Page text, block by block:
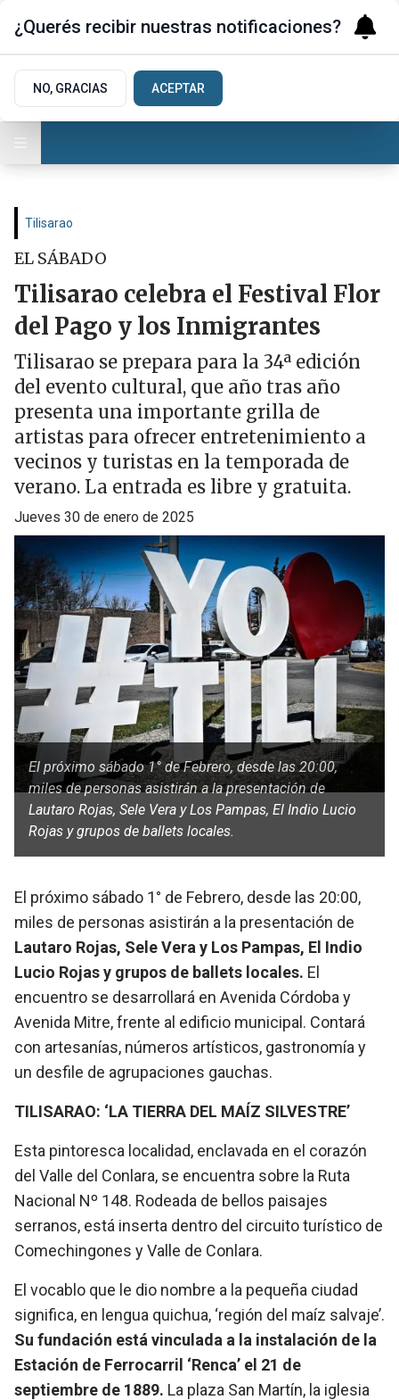
Tilisarao
EL SÁBADO
Tilisarao celebra el Festival Flor
del Pago y los Inmigrantes
Tilisarao se prepara para la 34ª edición
del evento cultural, que año tras año
presenta una importante grilla de
artistas para ofrecer entretenimiento a
vecinos y turistas en la temporada de
verano. La entrada es libre y gratuita.
jueves 30 de enero de 2025
El próximo sábado 1° de Febrero, desde las 20:00,
miles de personas asistirán a la presentación de
Lautaro Rojas, Sele Vera y Los Pampas, El Indio Lucio
Rojas y grupos de ballets locales.
El próximo sábado 1° de Febrero, desde las 20:00,
miles de personas asistirán a la presentación de
Lautaro Rojas, Sele Vera y Los Pampas, El Indio
Lucio Rojas y grupos de ballets locales. El
encuentro se desarrollará en Avenida Córdoba y
Avenida Mitre, frente al edificio municipal. Contará
con artesanías, números artísticos, gastronomía y
un desfile de agrupaciones gauchas.
TILISARAO: ‘LA TIERRA DEL MAÍZ SILVESTRE’
Esta pintoresca localidad, enclavada en el corazón
del Valle del Conlara, se encuentra sobre la Ruta
Nacional Nº 148. Rodeada de bellos paisajes
serranos, está inserta dentro del circuito turístico de
Comechingones y Valle de Conlara.
El vocablo que le dio nombre a la pequeña ciudad
significa, en lengua quichua, ‘región del maíz salvaje’.
Su fundación está vinculada a la instalación de la
Estación de Ferrocarril ‘Renca’ el 21 de
septiembre de 1889. La plaza San Martín, la iglesia
¿Querés recibir nuestras notificaciones?
NO, GRACIAS ACEPTAR